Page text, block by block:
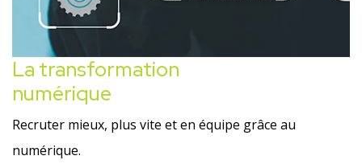
La transformation
numérique
Recruter mieux, plus vite et en équipe grâce au
numérique.